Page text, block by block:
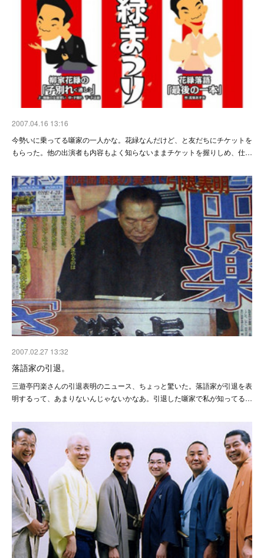
2007.04.16 13:16
今勢いに乗ってる噺家の一人かな。花緑なんだけど、と友だちにチケットを
もらった。他の出演者も内容もよく知らないままチケットを握りしめ、仕…
2007.02.27 13:32
落語家の引退。
三遊亭円楽さんの引退表明のニュース、ちょっと驚いた。落語家が引退を表
明するって、あまりないんじゃないかなあ。引退した噺家で私が知ってる…